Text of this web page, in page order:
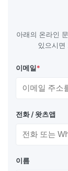
아래의 온라인
있으시면
이메일*
전화 / 왓츠앱
이름